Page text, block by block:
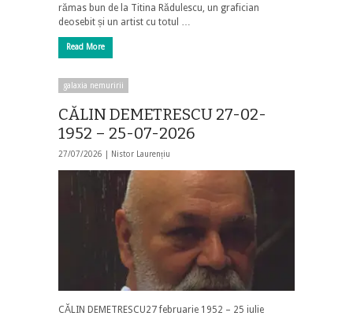
rămas bun de la Titina Rădulescu, un grafician
deosebit și un artist cu totul …
Read More
galaxia nemuririi
CĂLIN DEMETRESCU 27-02-
1952 – 25-07-2026
27/07/2026 | Nistor Laurențiu
CĂLIN DEMETRESCU27 februarie 1952 – 25 iulie